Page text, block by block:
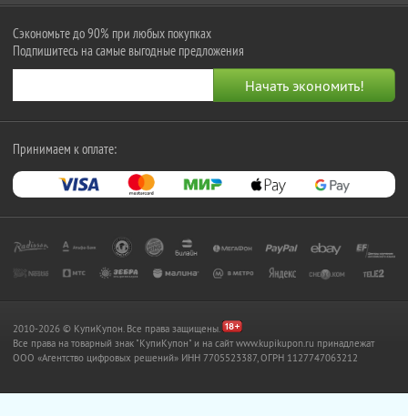
Сэкономьте до 90% при любых покупках
Подпишитесь на самые выгодные предложения
Принимаем к оплате:
2010-2026 © КупиКупон. Все права защищены.
Все права на товарный знак "КупиКупон" и на сайт www.kupikupon.ru принадлежат
OOO «Агентство цифровых решений» ИНН 7705523387, ОГРН 1127747063212